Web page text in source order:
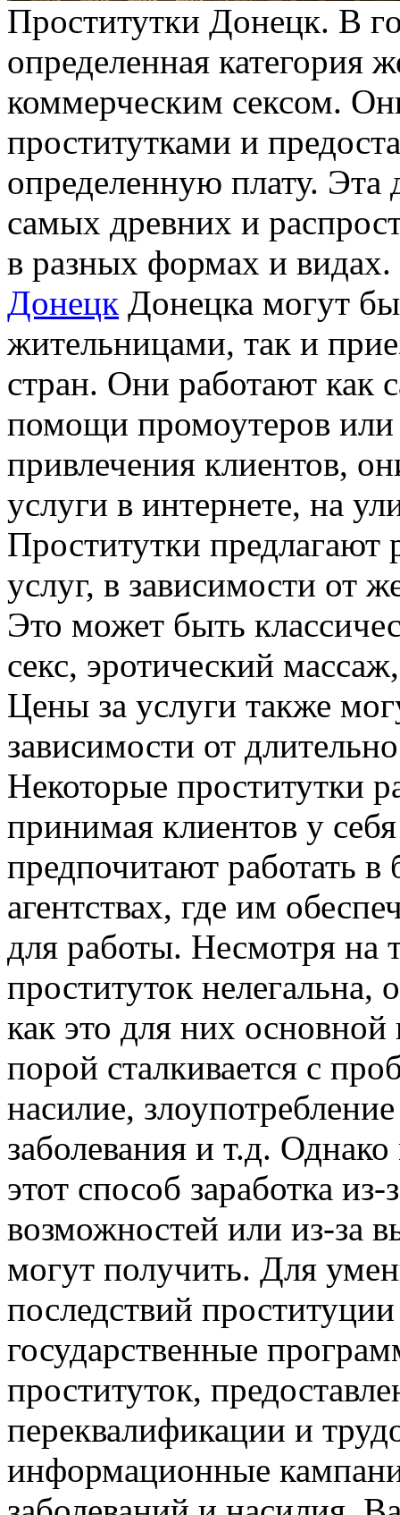
Прoститутки Дoнeцк. В
определенная категория
коммерческим сексом.
проститутками и
определенную плату. Эта
самых древних и
в разных формах и
Донецк Донецка могут
жительницами, так и
стран. Они работают как
помощи промоутеров или
привлечения клиентов,
услуги в интернете, на
Проститутки предлагают
услуг, в зависимости от
Это может быть
секс, эротический
Цены за услуги также
зависимости от
Некоторые проститутки
принимая клиентов у
предпочитают работать в
агентствах, где им
для работы. Несмотря на
проституток нелегальна,
как это для них
порой сталкивается с
насилие,
заболевания и т.д.
этот способ заработка
возможностей или из-за
могут получить. Для
последствий
государственные
проституток,
переквалификации и
информационные